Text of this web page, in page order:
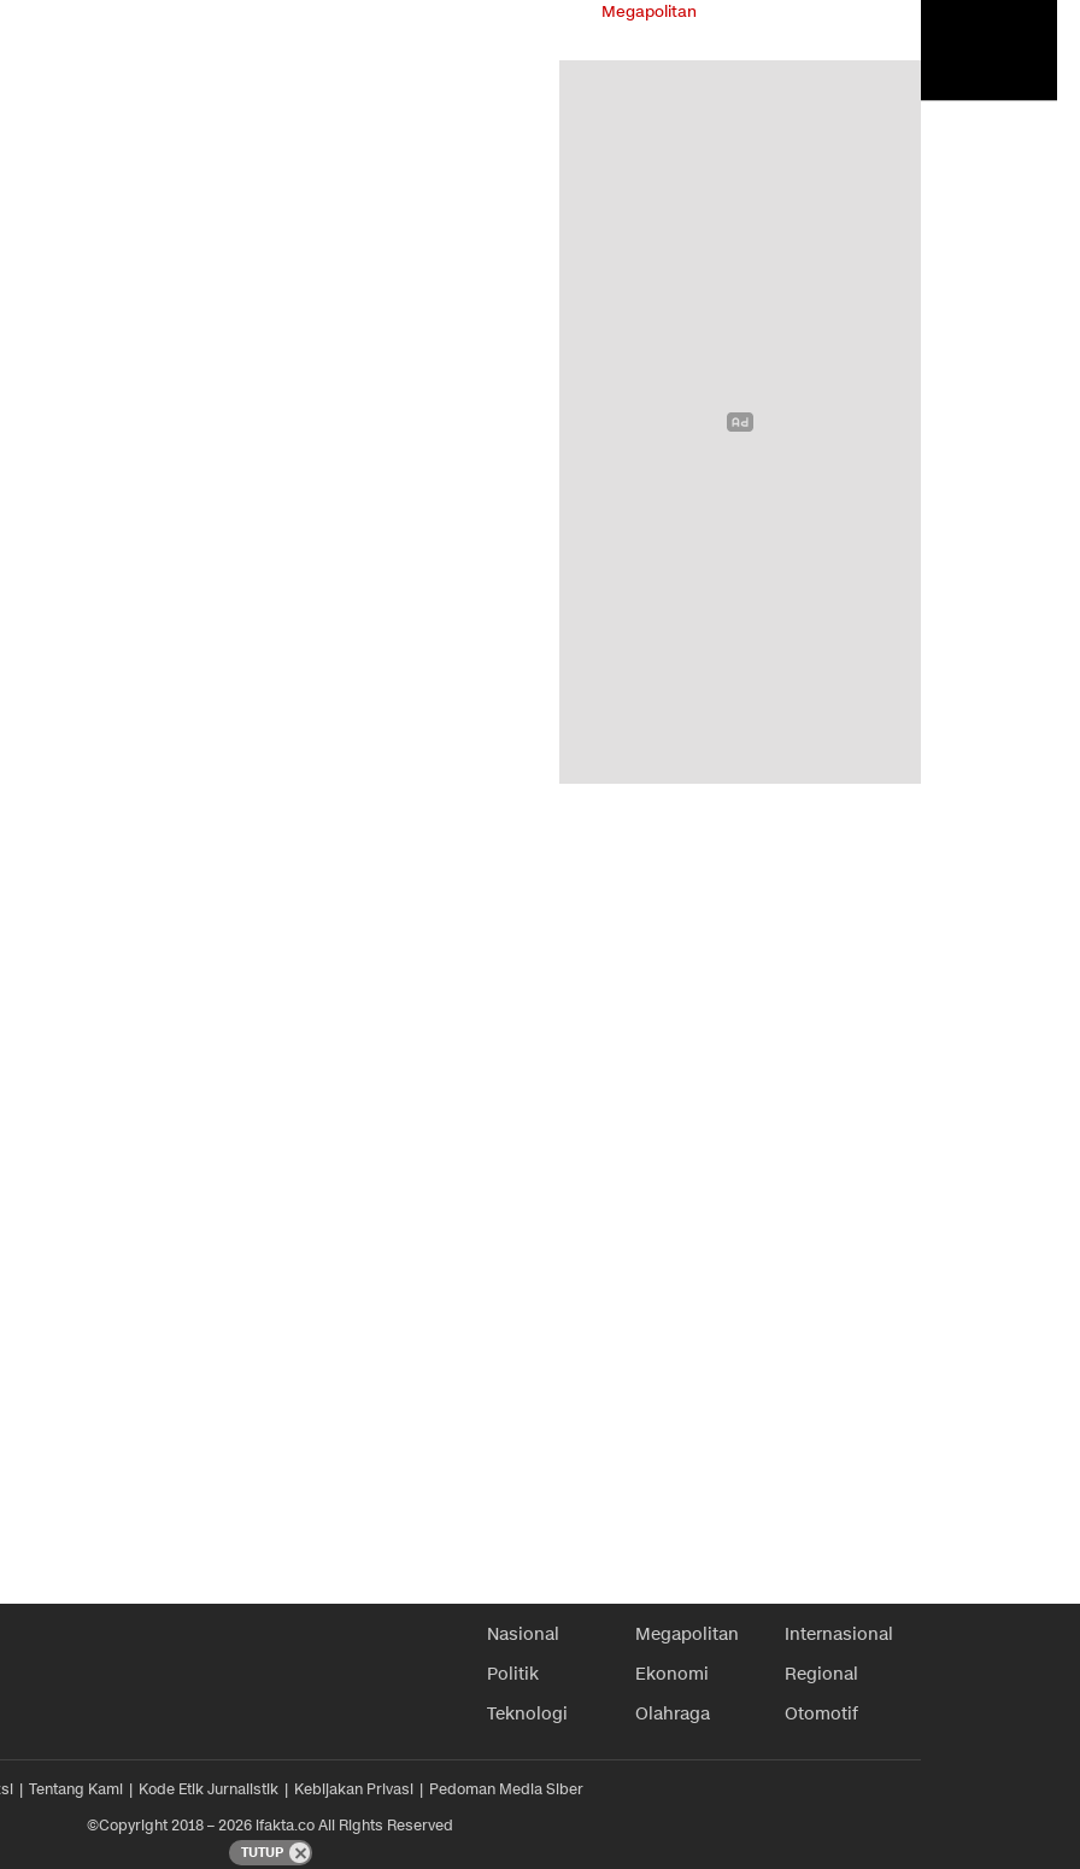
Megapolitan
Nasional Megapolitan
Internasional
Politik
Ekonomi
Regional
Teknologi
Olahraga Otomotif
Tentang Kami Kode Etik Jurnalistik Kebijakan Privasi
Pedoman Media Siber
©Copyright 2018 – 2026 ifakta.co All Rights Reserved
TUTUP